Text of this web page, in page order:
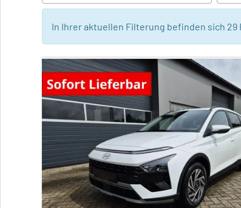
In Ihrer aktuellen Filterung befinden sich 29